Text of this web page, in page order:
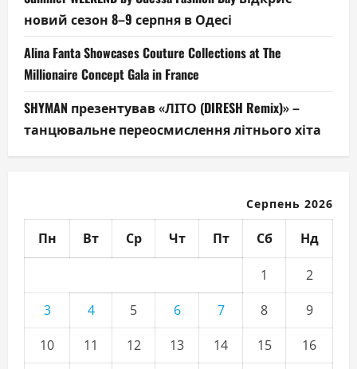
новий сезон 8–9 серпня в Одесі
Alina Fanta Showcases Couture Collections at The
Millionaire Concept Gala in France
SHYMAN презентував «ЛІТО (DIRESH Remix)» –
танцювальне переосмислення літнього хіта
Серпень 2026
Пн Вт Ср Чт Пт Сб Нд
1
2
3
4 5 6 7 8
9
10
11 12 13 14 15
16